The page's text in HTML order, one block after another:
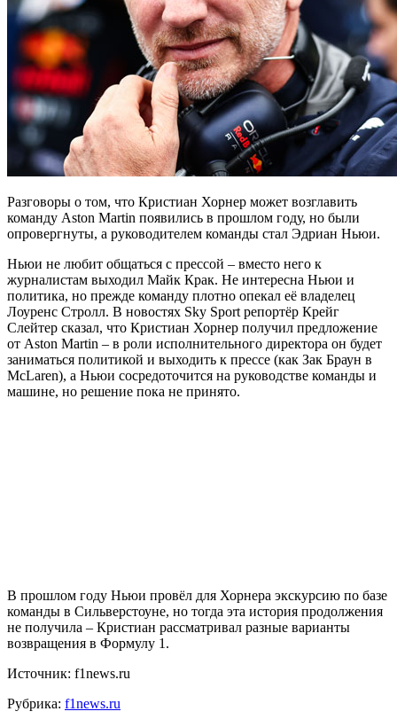
Разговоры о том, что Кристиан Хорнер может возглавить
команду Aston Martin появились в прошлом году, но были
опровергнуты, а руководителем команды стал Эдриан Ньюи.
Ньюи не любит общаться с прессой – вместо него к
журналистам выходил Майк Крак. Не интересна Ньюи и
политика, но прежде команду плотно опекал её владелец
Лоуренс Стролл. В новостях Sky Sport репортёр Крейг
Слейтер сказал, что Кристиан Хорнер получил предложение
от Aston Martin – в роли исполнительного директора он будет
заниматься политикой и выходить к прессе (как Зак Браун в
McLaren), а Ньюи сосредоточится на руководстве команды и
машине, но решение пока не принято.
В прошлом году Ньюи провёл для Хорнера экскурсию по базе
команды в Сильверстоуне, но тогда эта история продолжения
не получила – Кристиан рассматривал разные варианты
возвращения в Формулу 1.
Источник: f1news.ru
Рубрика: f1news.ru